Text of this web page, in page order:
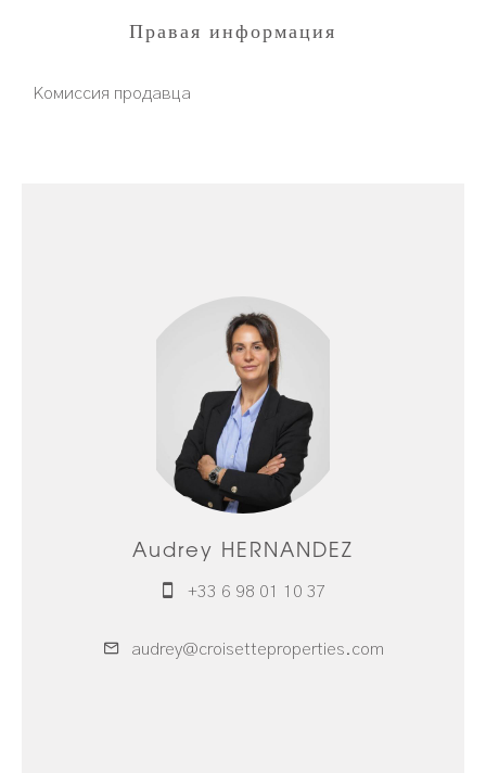
Правая информация
Комиссия продавца
Audrey HERNANDEZ
+33 6 98 01 10 37
audrey@croisetteproperties.com